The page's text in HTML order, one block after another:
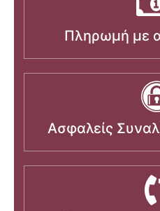
Πληρωμή με
Ασφαλείς